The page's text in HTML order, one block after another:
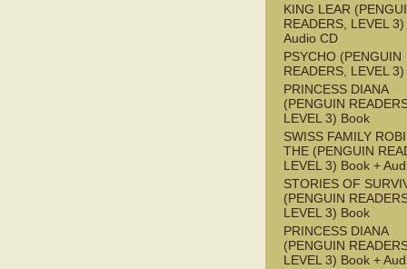
KING LEAR
READERS, LEVEL
Audio CD
PSYCHO (PENGUIN
READERS, LEVEL
PRINCESS DIANA
(PENGUIN
LEVEL 3) Book
SWISS FAMILY
THE (PENGUIN
LEVEL 3) Book +
STORIES OF
(PENGUIN
LEVEL 3) Book
PRINCESS DIANA
(PENGUIN
LEVEL 3) Book +